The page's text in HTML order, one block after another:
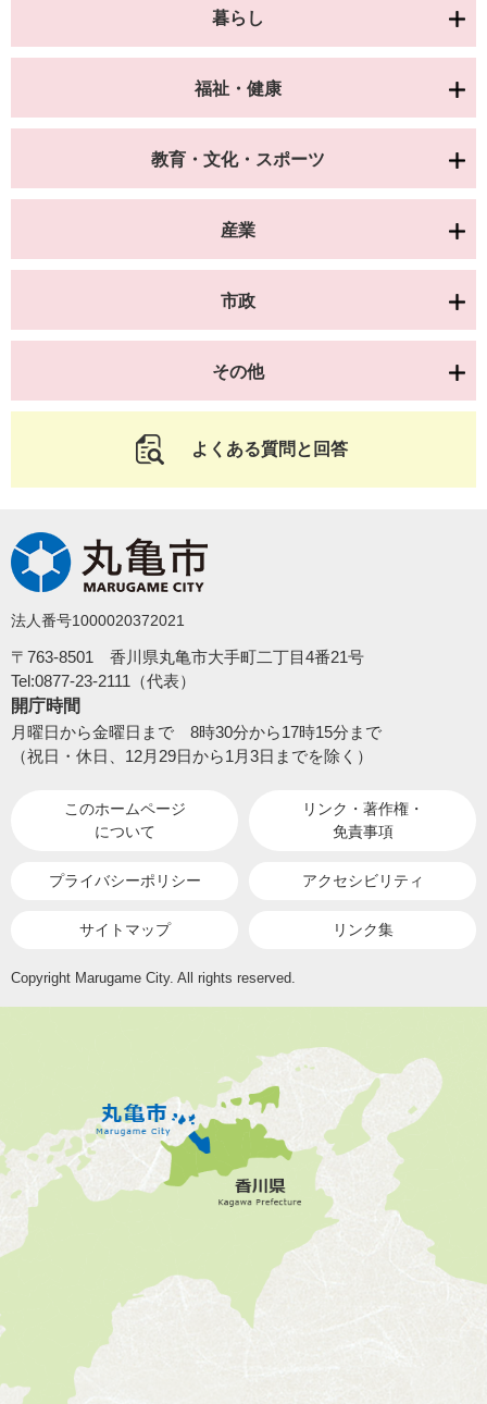
暮らし
福祉・健康
教育・文化・スポーツ
産業
市政
その他
よくある質問と回答
法人番号1000020372021
〒763-8501 香川県丸亀市大手町二丁目4番21号
Tel:0877-23-2111（代表）
開庁時間
月曜日から金曜日まで 8時30分から17時15分まで
（祝日・休日、12月29日から1月3日までを除く）
このホームページ
について
リンク・著作権・
免責事項
プライバシーポリシー アクセシビリティ
サイトマップ リンク集
Copyright Marugame City. All rights reserved.